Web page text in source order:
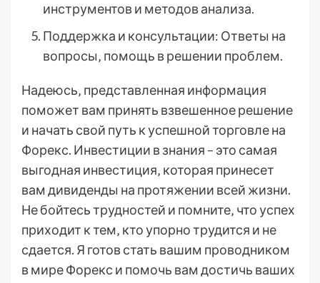
инструментов и методов анализа.
Поддержка и консультации: Ответы на
вопросы‚ помощь в решении проблем.
Надеюсь‚ представленная информация
поможет вам принять взвешенное решение
и начать свой путь к успешной торговле на
Форекс. Инвестиции в знания – это самая
выгодная инвестиция‚ которая принесет
вам дивиденды на протяжении всей жизни.
Не бойтесь трудностей и помните‚ что успех
приходит к тем‚ кто упорно трудится и не
сдается. Я готов стать вашим проводником
в мире Форекс и помочь вам достичь ваших